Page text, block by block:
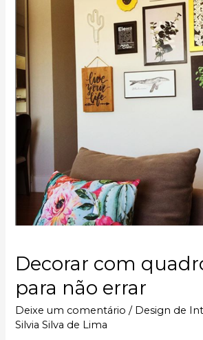
Decorar com
para não errar
Deixe um comentário / Design de
Silvia Silva de Lima
não